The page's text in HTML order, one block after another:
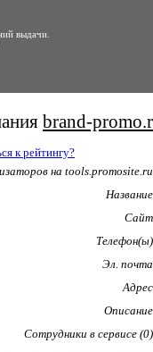
выдачи.
brand-
к рейтингу?
на tools.promosite.ru
Название
Сайт
Телефон(ы)
Эл. почта
Адрес
Описание
Сотрудники в сервисе (0)